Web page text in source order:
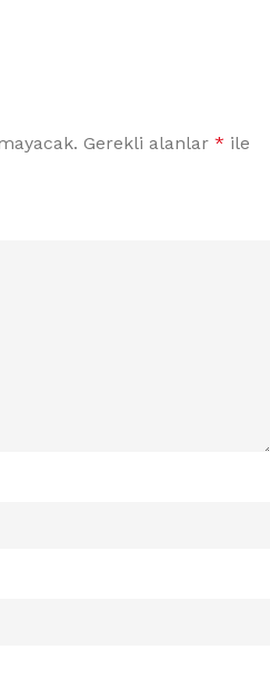
Gerekli alanlar * ile